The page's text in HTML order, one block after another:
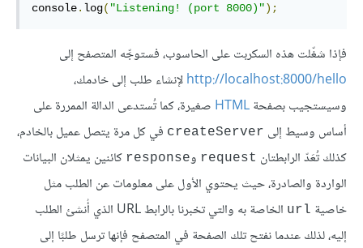
console. log( "Listening! (port 8000)");
فإذا شغّلت هذه السكربت على الحاسوب، فستوجِّه المتصفح إلى
http://localhost:8000/helloلإنشاء طلب إلى خادمك،
وسيستجيب بصفحةHTML صغيرة، كما تُستدعى الدالة الممررة على
أساس وسيط إلى createServer في كل مرة يتصل عميل بالخادم،
كذلك تُعَدّ الرابطتان request وresponse كائنين يمثلان البيانات
الواردة والصادرة، حيث يحتوي الأول على معلومات عن الطلب مثل
خاصية url
الخاصة به والتي تخبرنا بالرابط URL الذي أُنشئ الطلب
إليه، لذلك عندما نفتح تلك الصفحة في المتصفح فإنها ترسل طلبًا إلى